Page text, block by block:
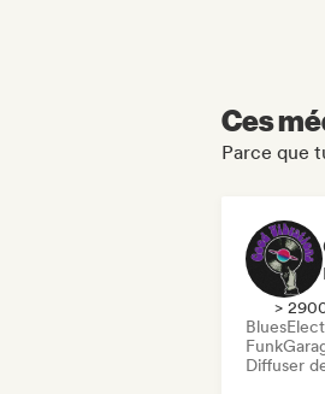
Ces
Parce que
>
Blues
Funk
Diffuser